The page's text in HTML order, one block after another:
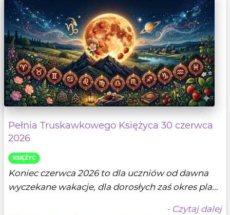
Pełnia Truskawkowego Księżyca 30 czerwca
2026
KSIĘŻYC
Koniec czerwca 2026 to dla uczniów od dawna
wyczekane wakacje, dla dorosłych zaś okres pla...
- Czytaj dalej